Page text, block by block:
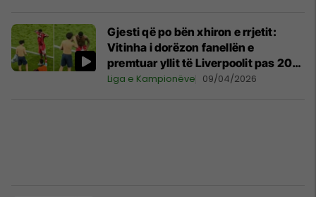
Gjesti që po bën xhiron e rrjetit:
Vitinha i dorëzon fanellën e
premtuar yllit të Liverpoolit pas 20
minutash pritje
Liga e Kampionëve 09/04/2026